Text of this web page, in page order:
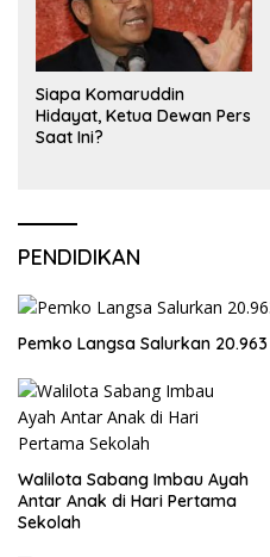
Siapa Komaruddin
Hidayat, Ketua Dewan Pers
Saat Ini?
PENDIDIKAN
Pemko Langsa Salurkan
Walilota Sabang Imbau Ayah
Antar Anak di Hari Pertama
Sekolah